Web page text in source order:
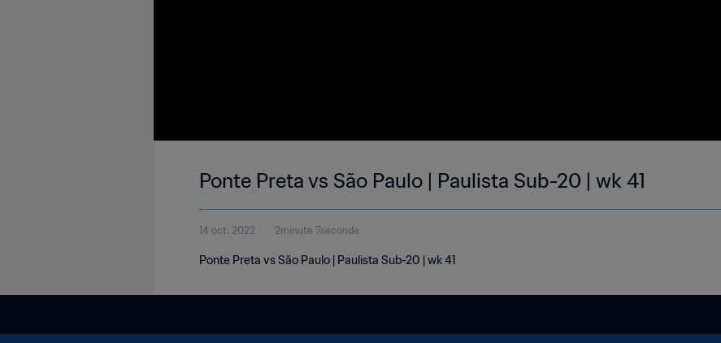
Ponte Preta vs São Paulo | Paulista Sub-20 | wk 41
14 oct. 2022 2minute 7seconde
Ponte Preta vs São Paulo | Paulista Sub-20 | wk 41